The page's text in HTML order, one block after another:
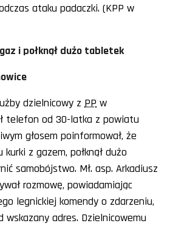
ataku padaczki. (KPP w
i połknął dużo tabletek
dzielnicowy z PP w
telefon od 30-latka z powiatu
głosem poinformował, że
z gazem, połknął dużo
samobójstwo. Mł. asp. Arkadiusz
rozmowę, powiadamiając
legnickiej komendy o zdarzeniu,
wskazany adres. Dzielnicowemu